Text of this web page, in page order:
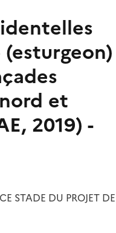
et
2019) -
STADE DU PROJET DE